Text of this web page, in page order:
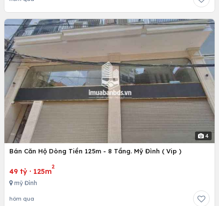
4
Bán Căn Hộ Dòng Tiền 125m - 8 Tầng. Mỹ Đình ( Vip )
49 tỷ · 125m
2
mỹ Đình
hôm qua